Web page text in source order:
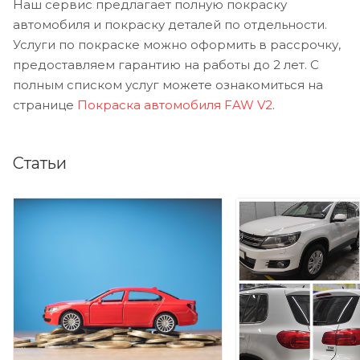
Наш сервис предлагает полную покраску
автомобиля и покраску деталей по отдельности.
Услуги по покраске можно оформить в рассрочку,
предоставляем гарантию на работы до 2 лет. С
полным списком услуг можете ознакомиться на
странице Покраска автомобиля FAW V2.
Статьи